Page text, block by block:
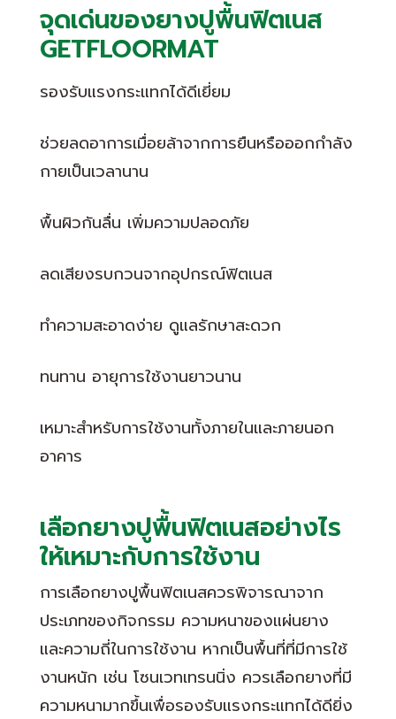
จุดเด่นของยางปูพื้นฟิตเนส
GETFLOORMAT
รองรับแรงกระแทกได้ดีเยี่ยม
ช่วยลดอาการเมื่อยล้าจากการยืนหรือออกกำลัง
กายเป็นเวลานาน
พื้นผิวกันลื่น เพิ่มความปลอดภัย
ลดเสียงรบกวนจากอุปกรณ์ฟิตเนส
ทำความสะอาดง่าย ดูแลรักษาสะดวก
ทนทาน อายุการใช้งานยาวนาน
เหมาะสำหรับการใช้งานทั้งภายในและภายนอก
อาคาร
เลือกยางปูพื้นฟิตเนสอย่างไร
ให้เหมาะกับการใช้งาน
การเลือกยางปูพื้นฟิตเนสควรพิจารณาจาก
ประเภทของกิจกรรม ความหนาของแผ่นยาง
และความถี่ในการใช้งาน หากเป็นพื้นที่ที่มีการใช้
งานหนัก เช่น โซนเวทเทรนนิ่ง ควรเลือกยางที่มี
ความหนามากขึ้นเพื่อรองรับแรงกระแทกได้ดียิ่ง